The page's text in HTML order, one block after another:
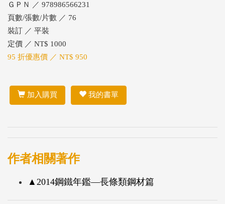
ＧＰＮ ／ 978986566231
頁數/張數/片數 ／ 76
裝訂 ／ 平裝
定價 ／ NT$ 1000
95 折優惠價 ／ NT$ 950
加入購買 我的書單
作者相關著作
▲2014鋼鐵年鑑—長條類鋼材篇